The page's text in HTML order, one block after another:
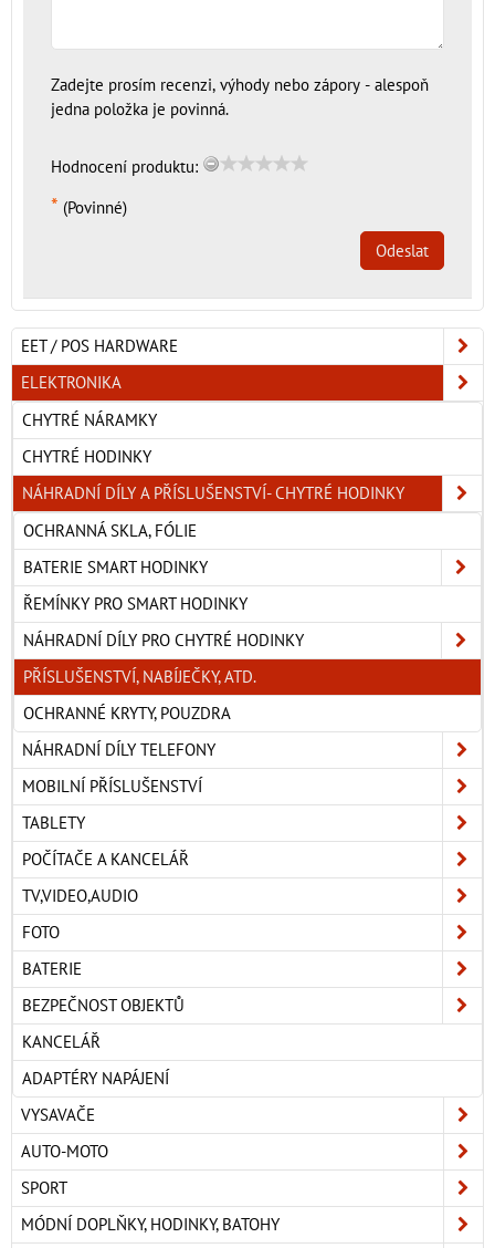
Zadejte prosím recenzi, výhody nebo zápory - alespoň
jedna položka je povinná.
Hodnocení produktu:
* (Povinné)
Odeslat
EET / POS HARDWARE
ELEKTRONIKA
CHYTRÉ NÁRAMKY
CHYTRÉ HODINKY
NÁHRADNÍ DÍLY A PŘÍSLUŠENSTVÍ- CHYTRÉ HODINKY
OCHRANNÁ SKLA, FÓLIE
BATERIE SMART HODINKY
ŘEMÍNKY PRO SMART HODINKY
NÁHRADNÍ DÍLY PRO CHYTRÉ HODINKY
PŘÍSLUŠENSTVÍ, NABÍJEČKY, ATD.
OCHRANNÉ KRYTY, POUZDRA
NÁHRADNÍ DÍLY TELEFONY
MOBILNÍ PŘÍSLUŠENSTVÍ
TABLETY
POČÍTAČE A KANCELÁŘ
TV,VIDEO,AUDIO
FOTO
BATERIE
BEZPEČNOST OBJEKTŮ
KANCELÁŘ
ADAPTÉRY NAPÁJENÍ
VYSAVAČE
AUTO-MOTO
SPORT
MÓDNÍ DOPLŇKY, HODINKY, BATOHY